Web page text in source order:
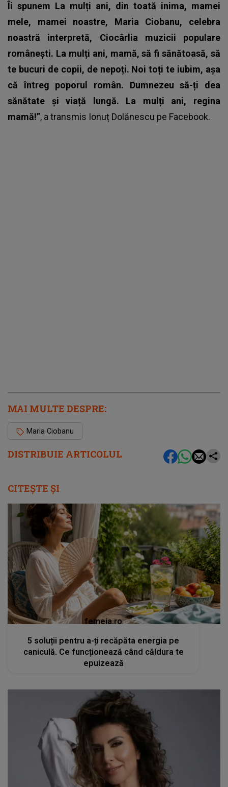
DISTRIBUIE ARTICOLUL
Îi spunem La mulți ani, din toată inima, mamei
mele, mamei noastre, Maria Ciobanu, celebra
noastră interpretă, Ciocârlia muzicii populare
românești. La mulți ani, mamă, să fi sănătoasă, să
te bucuri de copii, de nepoți. Noi toți te iubim, așa
că întreg poporul român. Dumnezeu să-ți dea
sănătate și viață lungă. La mulți ani, regina
mamă!”, a transmis Ionuț Dolănescu pe Facebook.
MAI MULTE DESPRE:
Maria Ciobanu
CITEȘTE ȘI
femeia.ro
5 soluții pentru a-ți recăpăta energia pe
caniculă. Ce funcționează când căldura te
epuizează